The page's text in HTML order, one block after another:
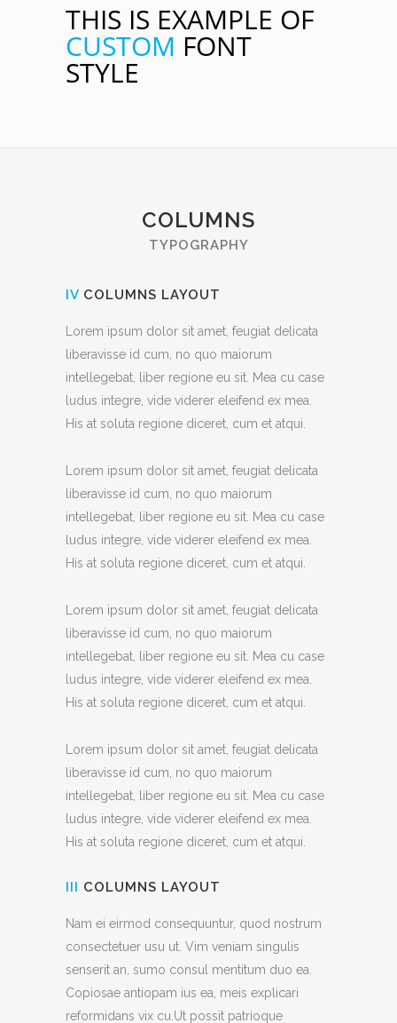
THIS IS EXAMPLE OF
CUSTOM FONT
STYLE
COLUMNS
TYPOGRAPHY
IV COLUMNS LAYOUT
Lorem ipsum dolor sit amet, feugiat delicata
liberavisse id cum, no quo maiorum
intellegebat, liber regione eu sit. Mea cu case
ludus integre, vide viderer eleifend ex mea.
His at soluta regione diceret, cum et atqui.
Lorem ipsum dolor sit amet, feugiat delicata
liberavisse id cum, no quo maiorum
intellegebat, liber regione eu sit. Mea cu case
ludus integre, vide viderer eleifend ex mea.
His at soluta regione diceret, cum et atqui.
Lorem ipsum dolor sit amet, feugiat delicata
liberavisse id cum, no quo maiorum
intellegebat, liber regione eu sit. Mea cu case
ludus integre, vide viderer eleifend ex mea.
His at soluta regione diceret, cum et atqui.
Lorem ipsum dolor sit amet, feugiat delicata
liberavisse id cum, no quo maiorum
intellegebat, liber regione eu sit. Mea cu case
ludus integre, vide viderer eleifend ex mea.
His at soluta regione diceret, cum et atqui.
III COLUMNS LAYOUT
Nam ei eirmod consequuntur, quod nostrum
consectetuer usu ut. Vim veniam singulis
senserit an, sumo consul mentitum duo ea.
Copiosae antiopam ius ea, meis explicari
reformidans vix cu.Ut possit patrioque